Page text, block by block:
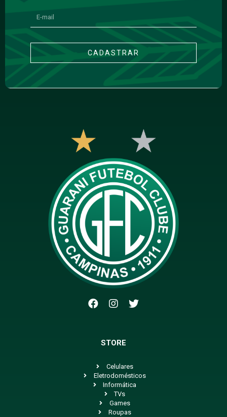
CADASTRAR
STORE
Celulares
Eletrodomésticos
Informática
TVs
Games
Roupas